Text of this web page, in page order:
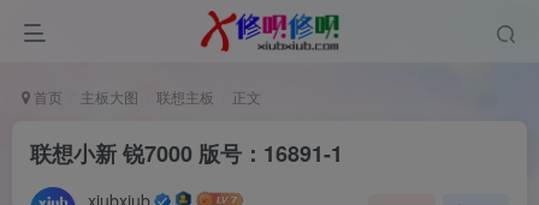
首页 主板大图 联想主板 正文
联想小新 锐7000 版号：16891-1
xiubxiub